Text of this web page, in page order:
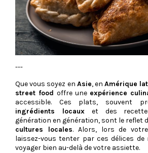
---
Que vous soyez en Asie, enAmérique
street food offre une expérience
accessible. Ces plats, souvent
ingrédients locauxet des
génération en génération, sont le reflet
cultures locales. Alors, lors de
laissez-vous tenter par ces délices
voyager bien au-delà de votre assiette.